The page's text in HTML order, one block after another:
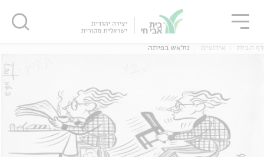
דף הבית אירועים גולאש בפיתה
סגור